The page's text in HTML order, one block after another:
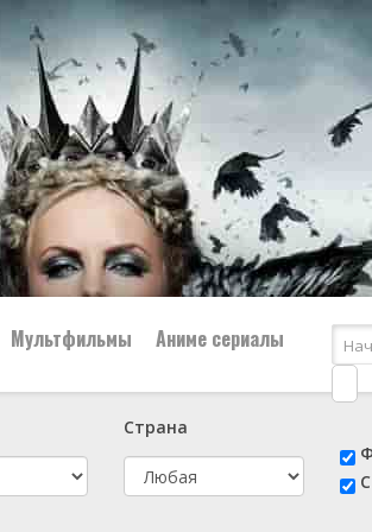
👨‍✈️ Военный
🕵️‍♂️ Детектив
Мультфильмы Аниме сериалы
Страна